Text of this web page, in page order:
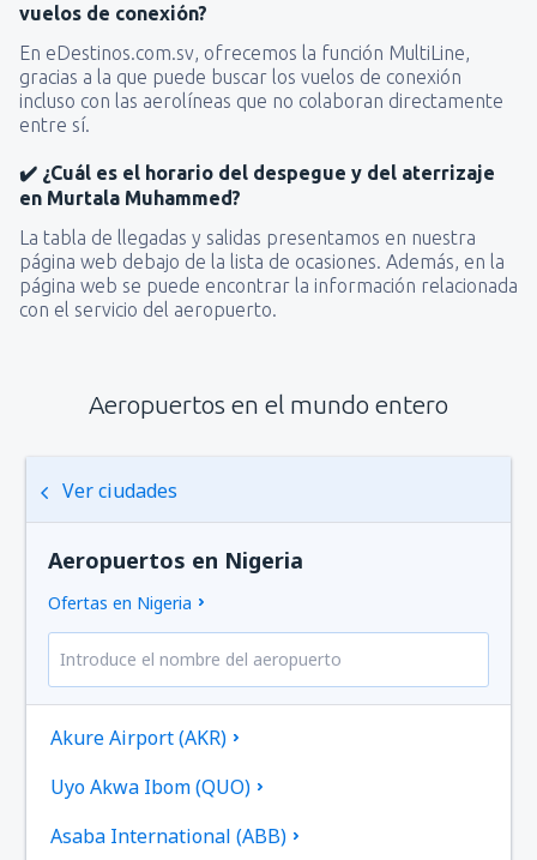
vuelos de conexión?
En eDestinos.com.sv, ofrecemos la función MultiLine,
gracias a la que puede buscar los vuelos de conexión
incluso con las aerolíneas que no colaboran directamente
entre sí.
✔️ ¿Cuál es el horario del despegue y del aterrizaje
en Murtala Muhammed?
La tabla de llegadas y salidas presentamos en nuestra
página web debajo de la lista de ocasiones. Además, en la
página web se puede encontrar la información relacionada
con el servicio del aeropuerto.
Aeropuertos en el mundo entero
Ver ciudades
Aeropuertos en Nigeria
Ofertas en Nigeria
Akure Airport (AKR)
Uyo Akwa Ibom (QUO)
Asaba International (ABB)